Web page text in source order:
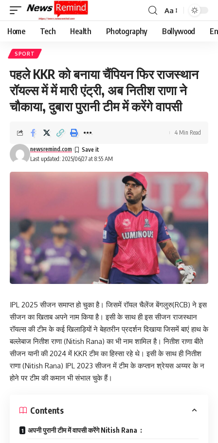
Font
Resizer
Aa
Home Tech Health Photography Bollywood
SPORT
पहले KKR को बनाया चैंपियन फिर राजस्थान
रॉयल्स में में मारी एंट्री, अब नितीश राणा ने
चौकाया, दुबारा पुरानी टीम में करेंगे वापसी
Last updated: 2025/06/27 at 8:55 AM
newsremind.com
4 Min Read
IPL 2025 सीजन समाप्त हो चुका है। जिसमें रॉयल चैलेंज बेंगलुरु(RCB) ने इस
सीजन का खिताब अपने नाम किया है। इसी के साथ ही इस सीजन राजस्थान
रॉयल्स की टीम के कई खिलाड़ियों ने बेहतरीन प्रदर्शन दिखाया जिसमें बाएं हाथ के
बल्लेबाज नितीश राणा (Nitish Rana) का भी नाम शामिल है। नितीश राणा बीते
सीजन यानी की 2024 में KKR टीम का हिस्सा रहे थे। इसी के साथ ही नितीश
राणा (Nitish Rana) IPL 2023 सीजन में टीम के कप्तान श्रेयस अय्यर के न
होने पर टीम की कमान भी संभाल चुके हैं।
Contents
अपनी पुरानी टीम में वापसी करेंगे Nitish Rana :